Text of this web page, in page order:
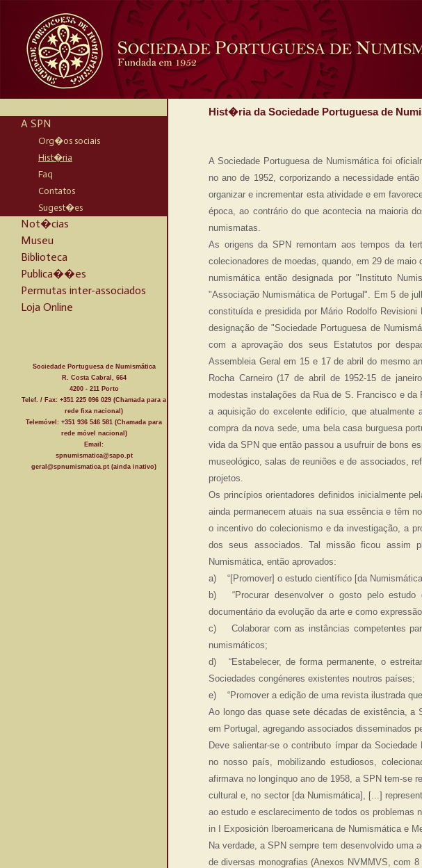
A SPN
Org�os sociais
Hist�ria
Faq
Contatos
Sugest�es
Not�cias
Museu
Biblioteca
Publica��es
Permutas inter-associados
Loja Online
Sociedade Portuguesa de Numismática
R. Costa Cabral, 664
4200 - 211 Porto
Telef. / Fax: +351 225 096 029 (Chamada para a
rede fixa nacional)
Telemóvel: +351 936 546 581 (Chamada para
rede móvel nacional)
Email:
spnumismatica@sapo.pt
geral@spnumismatica.pt (ainda inativo)
Hist�ria da Sociedade Portuguesa de
A Sociedade Portuguesa de Numismática foi
no ano de 1952, corporizando a necessidade
organizar e incrementar esta atividade e em
época, ao contrário do que acontecia na maioria
numismatas.
As origens da SPN remontam aos tempos da
colecionadores de moedas, quando, em 29 de
numismática então designada por "Instituto
"Associação Numismática de Portugal". Em 5 de
constituída e presidida por Mário Rodolfo
designação de "Sociedade Portuguesa de
com a aprovação dos seus Estatutos por
Assembleia Geral em 15 e 17 de abril do mesmo
Rocha Carneiro (17 de abril de 1952-15 de
modestas instalações da Rua de S. Francisco e
a aquisição do excelente edifício, que atualmente
compra da nova sede, uma bela casa burguesa
vida da SPN que então passou a usufruir de bons
museológico, salas de reuniões e de associados,
projetos.
Os princípios orientadores definidos inicialmente
ainda permanecem atuais na sua essência e têm
o incentivo do colecionismo e da investigação, a
dos seus associados. Tal missão ficou assim
Numismática, então aprovados:
a) “[Promover] o estudo científico [da
b) “Procurar desenvolver o gosto pelo
documentário da evolução da arte e como
c) Colaborar com as instâncias competentes
numismáticos;
d) “Estabelecer, de forma permanente, o
Sociedades congéneres existentes noutros países;
e) “Promover a edição de uma revista ilustrada
Ao longo das quase sete décadas de existência, a
em Portugal, agregando associados disseminados
Deve salientar-se o contributo ímpar da
no nosso país, mobilizando estudiosos,
afirmava no longínquo ano de 1958, a SPN tem-se
cultural e, no sector [da Numismática], [...]
ao estudo e esclarecimento de todos os
in I Exposición Iberoamericana de Numismática e
Na verdade, a SPN sempre tem desenvolvido uma
de diversas monografias (Anexos NVMMVS, com